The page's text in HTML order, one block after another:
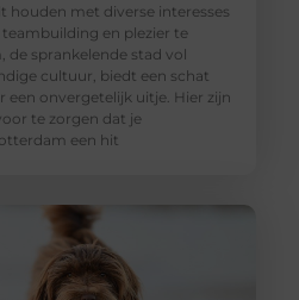
houden met diverse interesses
en plezier te
de sprankelende stad vol
cultuur, biedt een schat
een onvergetelijk uitje. Hier zijn
te zorgen dat je
een hit